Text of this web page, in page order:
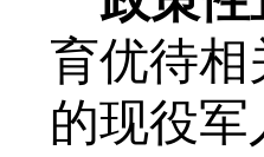
育优待
的现役